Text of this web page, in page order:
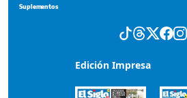
Portada del impreso del 7 de